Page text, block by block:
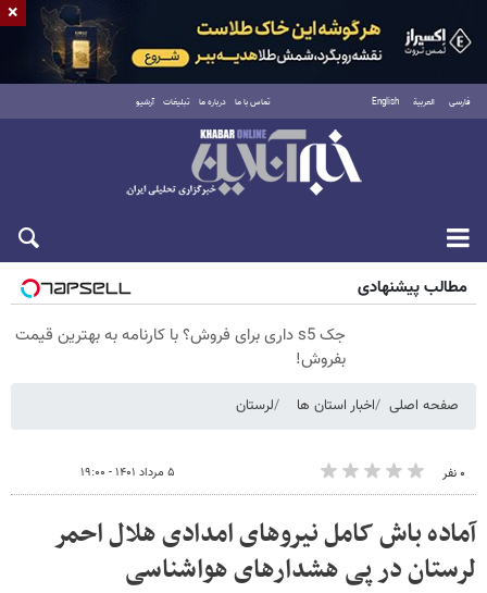
فارسی العربية English تماس با ما درباره ما تبلیغات آرشیو
جمعه ۱۶ مرداد ۱۴۰۵
مطالب پیشنهادی
جک s5 داری برای فروش؟ با کارنامه به بهترین قیمت
بفروش!
صفحه اصلی اخبار استان ها لرستان
۰ نفر ۵ مرداد ۱۴۰۱ - ۱۹:۰۰
آماده باش کامل نیروهای امدادی هلال احمر
لرستان در پی هشدارهای هواشناسی
×